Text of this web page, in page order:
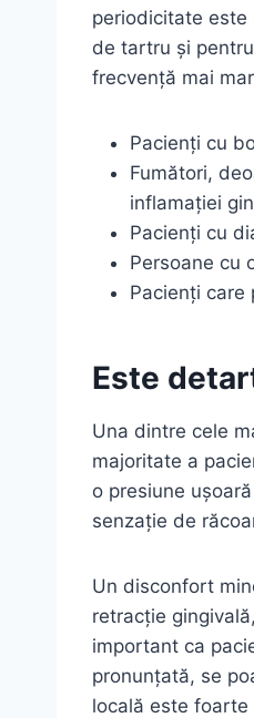
periodicitate este
de tartru și
frecvență mai
Pacienți cu
Fumători,
inflamației
Pacienți cu
Persoane cu
Pacienți care
Este
Una dintre cele
majoritate a
o presiune
senzație de
Un disconfort
retracție
important ca
pronunțată, se
locală este